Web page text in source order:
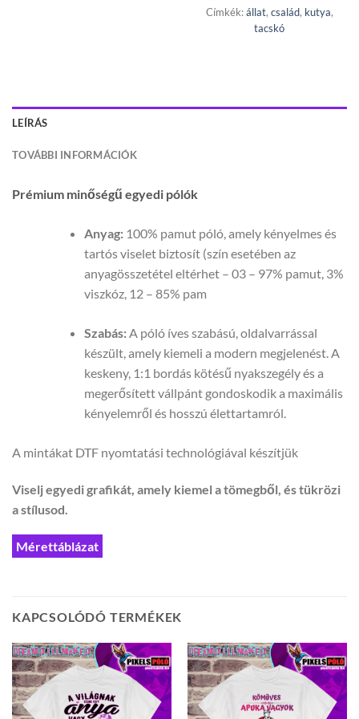
Címkék:állat, család, kutya,
tacskó
LEÍRÁS
TOVÁBBI INFORMÁCIÓK
Prémium minőségű egyedi pólók
Anyag:100% pamut póló, amely kényelmes és
tartós viselet biztosít (szín esetében az
anyagösszetétel eltérhet – 03 – 97% pamut, 3%
viszkóz, 12 – 85% pam
Szabás:A póló íves szabású, oldalvarrással
készült, amely kiemeli a modern megjelenést. A
keskeny, 1:1 bordás kötésű nyakszegély és a
megerősített vállpánt gondoskodik a maximális
kényelemről és hosszú élettartamról.
A mintákat DTF nyomtatási technológiával készítjük
Viselj egyedi grafikát, amely kiemel a tömegből, és tükrözi
a stílusod.
Mérettáblázat
KAPCSOLÓDÓ TERMÉKEK